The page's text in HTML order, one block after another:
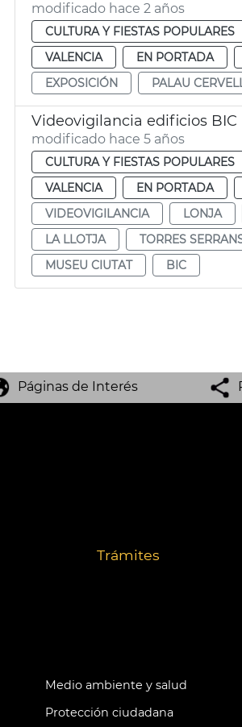
modificado hace 2 años
CULTURA Y FIESTAS POPULARES
VALENCIA
EN PORTADA
EXPOSICIÓN
PALAU
Videovigilancia edificios BIC
modificado hace 5 años
CULTURA Y FIESTAS POPULARES
VALENCIA
EN PORTADA
VIDEOVIGILANCIA
LONJA
LA LLOTJA
TORRES
MUSEU CIUTAT
BIC
Páginas de Interés
Trámites
Medio ambiente y salud
Protección ciudadana